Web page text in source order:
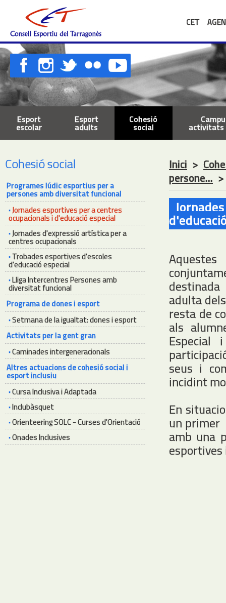
CET
Esport
escolar
Esport
adults
Cohesió
social activitats
Cohesió social
Programes lúdic esportius per a
persones amb diversitat funcional
·Jornades esportives per a centres
ocupacionals i d'educació especial
·Jornades d'expressió artística per a
centres ocupacionals
·Trobades esportives d'escoles
d'educació especial
·Lliga Intercentres Persones amb
diversitat funcional
Programa de dones i esport
·Setmana de la igualtat: dones i esport
Activitats per la gent gran
·Caminades intergeneracionals
Altres actuacions de cohesió social i
esport inclusiu
·Cursa Inclusiva i Adaptada
·Inclubàsquet
·Orienteering SOLC - Curses d'Orientació
·Onades Inclusives
Inici >
persone...
adulta
resta de
als
Especial
seus i
incidint
En
un primer
amb una